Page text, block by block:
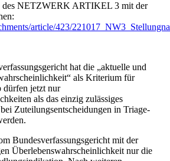
des NETZWERK ARTIKEL 3 mit der
article/423/
hat die „aktuelle und
als Kriterium für
dürfen jetzt nur
als das einzig zulässiges
Zuteilungsentscheidungen in Triage-
Bundesverfassungsgericht mit der
Überlebenswahrscheinlichkeit nur die